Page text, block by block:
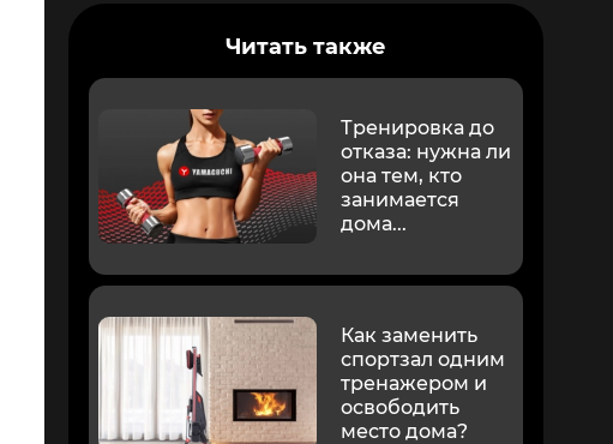
Читать также
Тренировка до
отказа: нужна ли
она тем, кто
занимается
дома...
Как заменить
спортзал одним
тренажером и
освободить
место дома?